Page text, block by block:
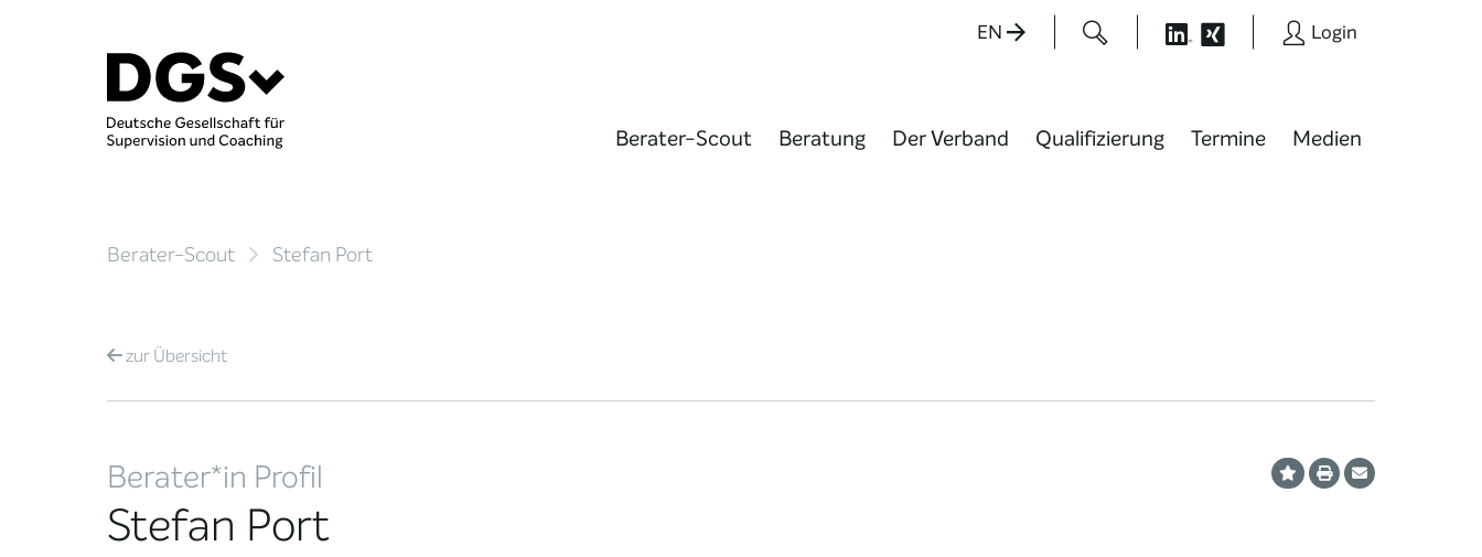
EN Login
Berater-Scout Beratung Der Verband Qualifizierung Termine Medien
Berater-Scout Stefan Port
zurÜbersicht
Berater*in Profil
Stefan Port